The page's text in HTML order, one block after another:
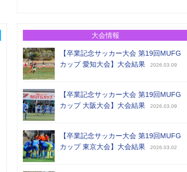
大会情報
【卒業記念サッカー大会 第19回MUFG
カップ 愛知大会】大会結果
2026.03.09
【卒業記念サッカー大会 第19回MUFG
カップ 大阪大会】大会結果
2026.03.09
【卒業記念サッカー大会 第19回MUFG
カップ 東京大会】大会結果
2026.03.02